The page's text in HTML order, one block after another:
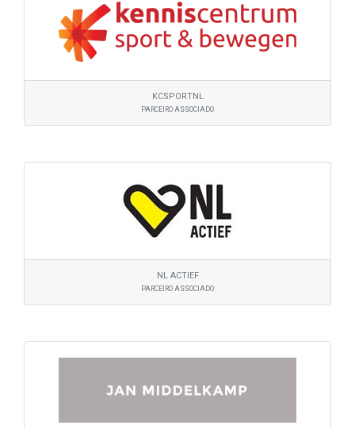
KCSPORTNL
PARCEIRO ASSOCIADO
NL ACTIEF
PARCEIRO ASSOCIADO